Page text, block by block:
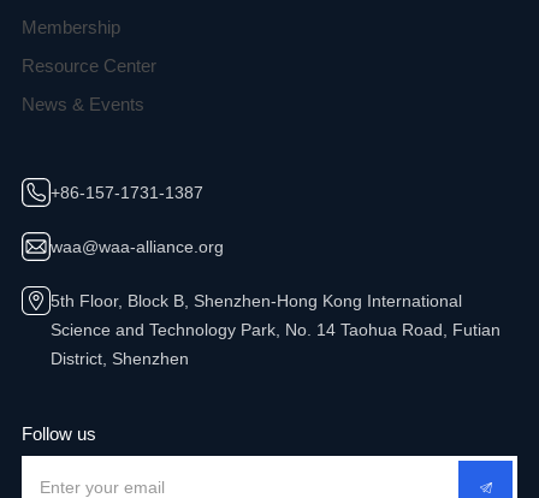
Membership
Resource Center
News & Events
+86-157-1731-1387
waa@waa-alliance.org
5th Floor, Block B, Shenzhen-Hong Kong International
Science and Technology Park, No. 14 Taohua Road, Futian
District, Shenzhen
Follow us